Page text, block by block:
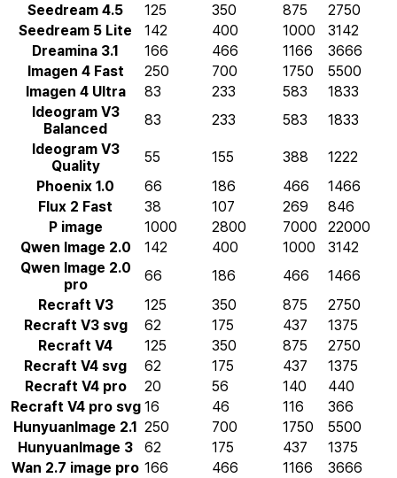
Seedream 4.5
125 350 875
2750
Seedream 5 Lite
142 400 1000
3142
Dreamina 3.1
166 466 1166
3666
Imagen 4 Fast
250 700 1750
5500
Imagen 4 Ultra
83 233 583
1833
Ideogram V3
Balanced
83 233 583
1833
Ideogram V3
Quality
55 155 388
1222
Phoenix 1.0
66 186 466
1466
Flux 2 Fast
38 107 269
846
P image
1000 2800 7000
22000
Qwen Image 2.0
142 400 1000
3142
Qwen Image 2.0
pro
66 186 466
1466
Recraft V3
125 350 875
2750
Recraft V3 svg
62 175 437
1375
Recraft V4
125 350 875
2750
Recraft V4 svg
62 175 437
1375
Recraft V4 pro
20 56 140
440
Recraft V4 pro svg 16 46 116
366
HunyuanImage 2.1 250 700 1750
5500
HunyuanImage 3
62 175 437
1375
Wan 2.7 image pro 166 466 1166
3666